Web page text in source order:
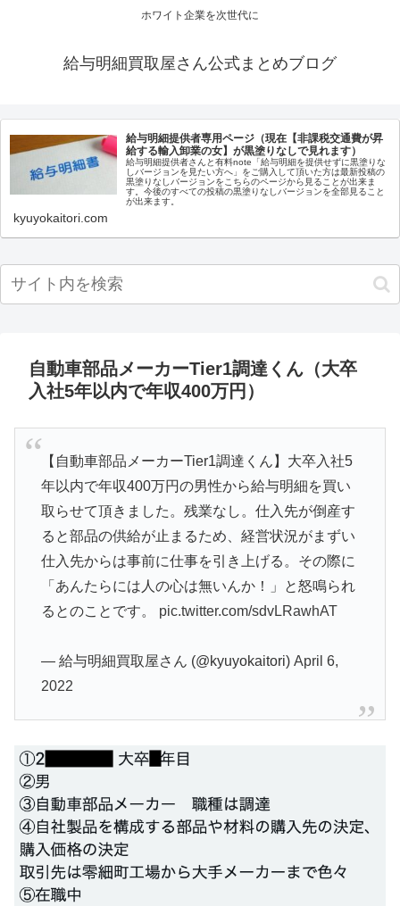
ホワイト企業を次世代に
給与明細買取屋さん公式まとめブログ
給与明細提供者専用ページ（現在【非課税交通費が昇
給する輸入卸業の女】が黒塗りなしで見れます）
給与明細提供者さんと有料note「給与明細を提供せずに黒塗りな
しバージョンを見たい方へ」をご購入して頂いた方は最新投稿の
黒塗りなしバージョンをこちらのページから見ることが出来ま
す。今後のすべての投稿の黒塗りなしバージョンを全部見ること
が出来ます。
kyuyokaitori.com
自動車部品メーカーTier1調達くん（大卒
入社5年以内で年収400万円）
【自動車部品メーカーTier1調達くん】大卒入社5
年以内で年収400万円の男性から給与明細を買い
取らせて頂きました。残業なし。仕入先が倒産す
ると部品の供給が止まるため、経営状況がまずい
仕入先からは事前に仕事を引き上げる。その際に
「あんたらには人の心は無いんか！」と怒鳴られ
るとのことです。 pic.twitter.com/sdvLRawhAT
— 給与明細買取屋さん (@kyuyokaitori) April 6,
2022